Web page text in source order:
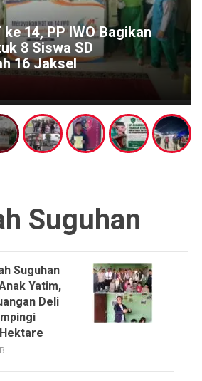
14, PP IWO Bagikan
8 Siswa SD
16 Jaksel
Suguhan
Suguhan
Yatim,
Deli